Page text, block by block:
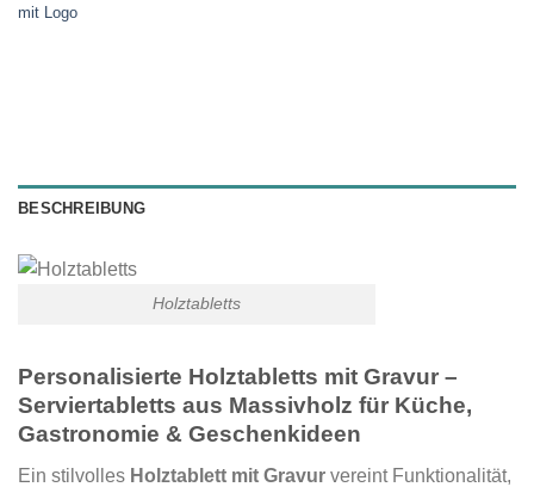
mit Logo
BESCHREIBUNG
Holztabletts
Personalisierte Holztabletts mit Gravur –
Serviertabletts aus Massivholz für Küche,
Gastronomie & Geschenkideen
Ein stilvolles Holztablett mit Gravur vereint Funktionalität,